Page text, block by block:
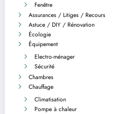
Fenêtre
Assurances / Litiges / Recours
Astuce / DIY / Rénovation
Écologie
Équipement
Electro-ménager
Sécurité
Chambres
Chauffage
Climatisation
Pompe à chaleur